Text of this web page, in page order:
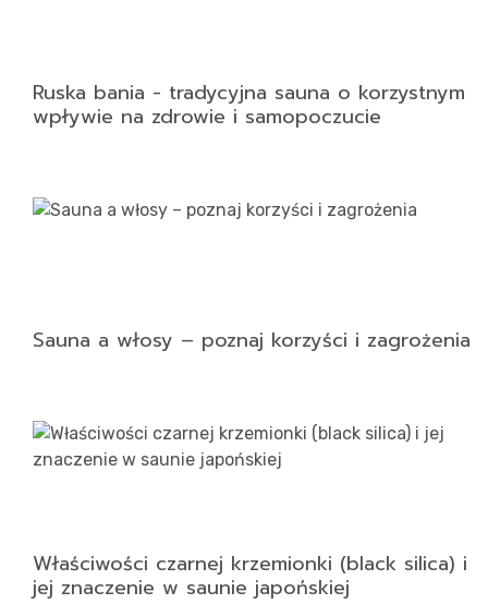
Ruska bania - tradycyjna sauna o korzystnym
wpływie na zdrowie i samopoczucie
Sauna a włosy – poznaj korzyści i zagrożenia
Właściwości czarnej krzemionki (black silica) i
jej znaczenie w saunie japońskiej